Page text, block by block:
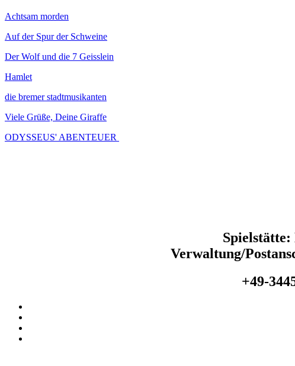
Achtsam morden
Auf der Spur der Schweine
Der Wolf und die 7 Geisslein
Hamlet
die bremer stadtmusikanten
Viele Grüße, Deine Giraffe
ODYSSEUS' ABENTEUER
Spielstätte:
Verwaltung/
+49-